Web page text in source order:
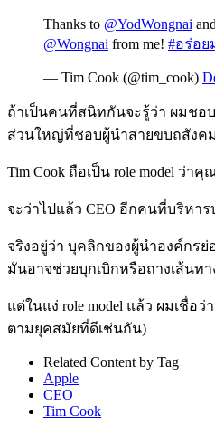
Thanks to @YodWongnai
@Wongnai from me! #อร่อย
— Tim Cook (@tim_cook)
ถ้าเป็นคนที่สนิทกันจะรู้ว่า ผมชอบ
ส่วนใหญ่ที่ชอบผู้นำสายขบถสังคม
Tim Cook ถือเป็น role model ว่
จะว่าไปแล้ว CEO อีกคนที่บริหาร
จริงอยู่ว่า บุคลิกของผู้นำองค์กรย่
มันอาจช่วยบุกเบิกหรือถางเส้นท
แต่ในแง่ role model แล้ว ผมเชื่อว่
ตามยุคสมัยที่ดีเช่นกัน)
Related Content by Tag
Apple
CEO
Tim Cook